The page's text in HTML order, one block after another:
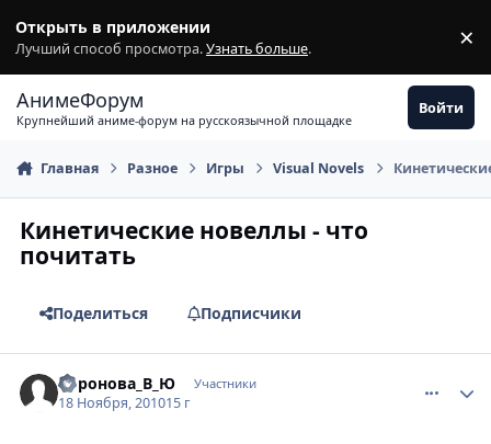
Открыть в приложении
Лучший способ просмотра.Узнать больше. ×
АнимеФорум
Крупнейший аниме-форум на русскоязычной площадке
Войти
Главная Разное Игры Visual Novels
Кинетические новеллы - что
почитать
Поделиться Подписчики
Воронова_В_Ю Участники
18 Ноября, 201015 г